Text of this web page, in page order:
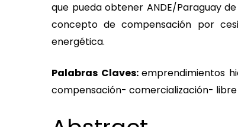
que pueda obtener ANDE/Paraguay
concepto de compensación por
energética.
Palabras Claves:emprendimientos
compensación- comercialización-